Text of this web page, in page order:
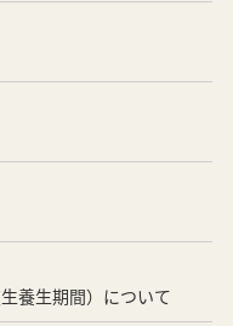
養生期間）について